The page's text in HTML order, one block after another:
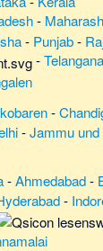
-
- Punjab-
-Telangana
-
-Jammu
-Ahmedabad-
-